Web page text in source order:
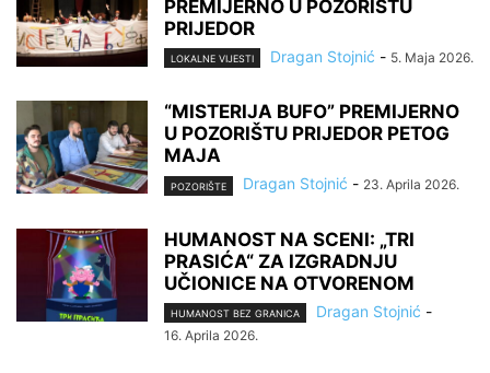
PREMIJERNO U POZORIŠTU
PRIJEDOR
LOKALNE VIJESTI Dragan Stojnić - 5. Maja 2026.
“MISTERIJA BUFO” PREMIJERNO
U POZORIŠTU PRIJEDOR PETOG
MAJA
POZORIŠTE Dragan Stojnić - 23. Aprila 2026.
HUMANOST NA SCENI: „TRI
PRASIĆA“ ZA IZGRADNJU
UČIONICE NA OTVORENOM
HUMANOST BEZ GRANICA Dragan Stojnić -
16. Aprila 2026.